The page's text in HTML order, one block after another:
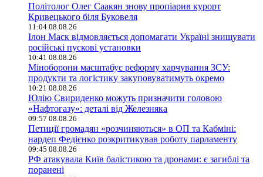
Політолог Олег Саакян знову пропіарив курорт
Кривецького біля Буковеля
11:04 08.08.26
Ілон Маск відмовляється допомагати Україні знищувати
російські пускові установки
10:41 08.08.26
Міноборони масштабує реформу харчування ЗСУ:
продукти та логістику закуповуватимуть окремо
10:21 08.08.26
Юлію Свириденко можуть призначити головою
«Нафтогазу»: деталі від Железняка
09:57 08.08.26
Петиції громадян «розчиняються» в ОП та Кабміні:
нардеп Федієнко розкритикував роботу парламенту
09:45 08.08.26
РФ атакувала Київ балістикою та дронами: є загиблі та
поранені